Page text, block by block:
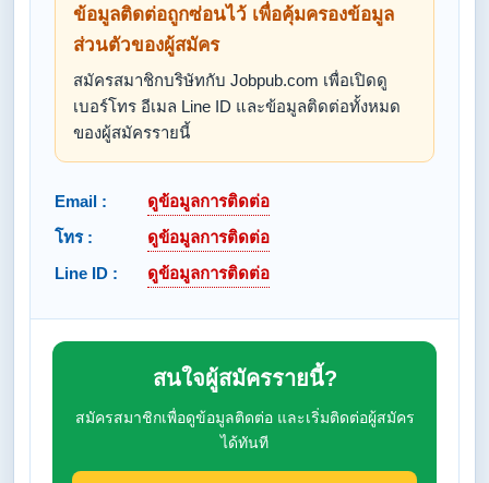
ข้อมูลติดต่อถูกซ่อนไว้ เพื่อคุ้มครองข้อมูล
ส่วนตัวของผู้สมัคร
สมัครสมาชิกบริษัทกับ Jobpub.com เพื่อเปิดดู
เบอร์โทร อีเมล Line ID และข้อมูลติดต่อทั้งหมด
ของผู้สมัครรายนี้
Email :
ดูข้อมูลการติดต่อ
โทร :
ดูข้อมูลการติดต่อ
Line ID :
ดูข้อมูลการติดต่อ
สนใจผู้สมัครรายนี้?
สมัครสมาชิกเพื่อดูข้อมูลติดต่อ และเริ่มติดต่อผู้สมัคร
ได้ทันที